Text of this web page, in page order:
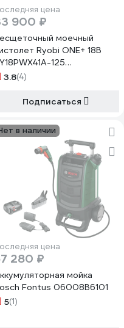
цена
900 ₽
моечный
Ryobi ONE+ 18В
125
3.8(4)
Подписаться
в наличии
цена
280 ₽
мойка
Fontus 06008B6101
5(1)